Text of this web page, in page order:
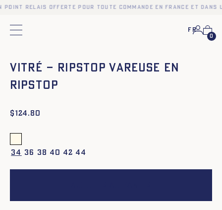
Fr
0
VITRÉ – RIPSTOP VAREUSE EN
RIPSTOP
$ 124.80
34 36 38 40 42 44